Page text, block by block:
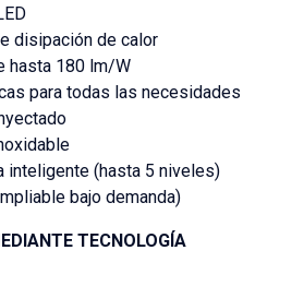
disipación de calor
hasta 180 lm/W
para todas las necesidades
inteligente (hasta 5 niveles)
bajo demanda)
TECNOLOGÍA